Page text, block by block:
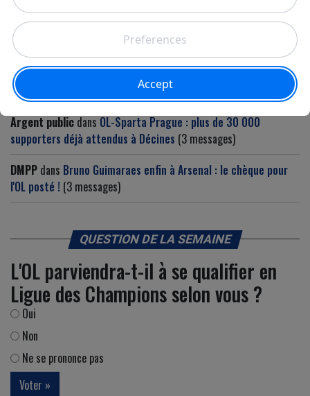
MaskdansDes "menaces pèsent sur l'évènement" : un
dispositif anti-drones déployé autour du Groupama Stadium
pour OL-Sparta Prague
(6 messages)
Bien sûr ...dansOL : Zachary Athekame arrive en prêt de l’AC
Milan pour renforcer le côté droit(1 messages)
Argent public dans OL-Sparta Prague : plus de 30 000
supporters déjà attendus à Décines (3 messages)
DMPP dans Bruno Guimaraes enfin à Arsenal : le chèque pour
l'OL posté ! (3 messages)
QUESTION DE LA SEMAINE
L'OL parviendra-t-il à se qualifier en
Ligue des Champions selon vous ?
Oui
Non
Ne se prononce pas